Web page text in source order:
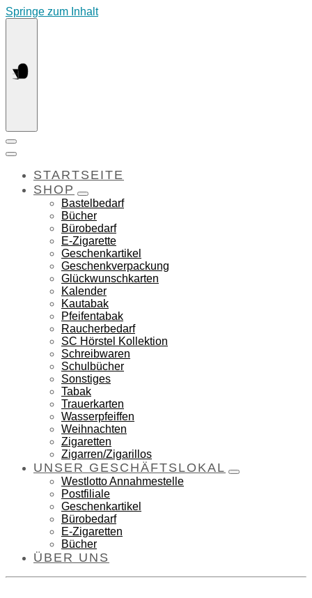
Springe zum Inhalt
STARTSEITE
SHOP
Bastelbedarf
Bücher
Bürobedarf
E-Zigarette
Geschenkartikel
Geschenkverpackung
Glückwunschkarten
Kalender
Kautabak
Pfeifentabak
Raucherbedarf
SC Hörstel Kollektion
Schreibwaren
Schulbücher
Sonstiges
Tabak
Trauerkarten
Wasserpfeiffen
Weihnachten
Zigaretten
Zigarren/Zigarillos
UNSER GESCHÄFTSLOKAL
Westlotto Annahmestelle
Postfiliale
Geschenkartikel
Bürobedarf
E-Zigaretten
Bücher
ÜBER UNS